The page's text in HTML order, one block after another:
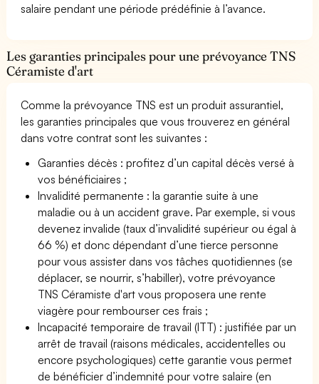
salaire pendant une période prédéfinie à l’avance.
Les garanties principales pour une prévoyance TNS
Céramiste d'art
Comme la prévoyance TNS est un produit assurantiel,
les garanties principales que vous trouverez en général
dans votre contrat sont les suivantes :
Garanties décès : profitez d’un capital décès versé à
vos bénéficiaires ;
Invalidité permanente : la garantie suite à une
maladie ou à un accident grave. Par exemple, si vous
devenez invalide (taux d’invalidité supérieur ou égal à
66 %) et donc dépendant d’une tierce personne
pour vous assister dans vos tâches quotidiennes (se
déplacer, se nourrir, s’habiller), votre prévoyance
TNS Céramiste d'art vous proposera une rente
viagère pour rembourser ces frais ;
Incapacité temporaire de travail (ITT) : justifiée par un
arrêt de travail (raisons médicales, accidentelles ou
encore psychologiques) cette garantie vous permet
de bénéficier d’indemnité pour votre salaire (en